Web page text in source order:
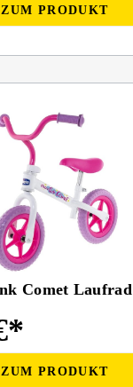
ZUM PRODUKT
Comet Laufrad
ZUM PRODUKT